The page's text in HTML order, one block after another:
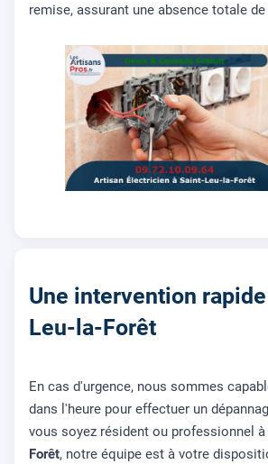
remise, assurant une absence totale
Une intervention
Leu-la-Forêt
En cas d'urgence, nous sommes
dans l'heure pour effectuer un
vous soyez résident ou professionnel à
Forêt, notre équipe est à votre